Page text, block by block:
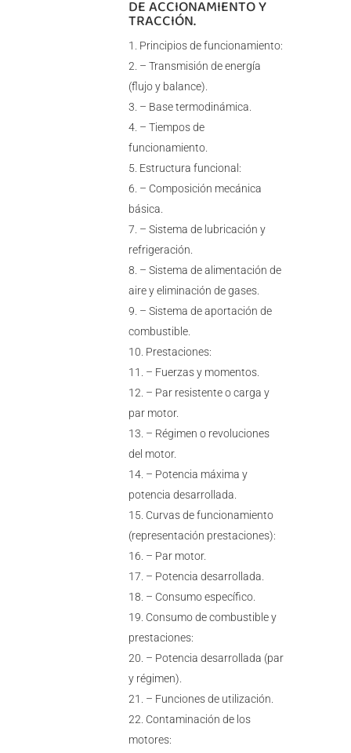
DE ACCIONAMIENTO Y
TRACCIÓN.
Principios de funcionamiento:
– Transmisión de energía
(flujo y balance).
– Base termodinámica.
– Tiempos de
funcionamiento.
Estructura funcional:
– Composición mecánica
básica.
– Sistema de lubricación y
refrigeración.
– Sistema de alimentación de
aire y eliminación de gases.
– Sistema de aportación de
combustible.
Prestaciones:
– Fuerzas y momentos.
– Par resistente o carga y
par motor.
– Régimen o revoluciones
del motor.
– Potencia máxima y
potencia desarrollada.
Curvas de funcionamiento
(representación prestaciones):
– Par motor.
– Potencia desarrollada.
– Consumo específico.
Consumo de combustible y
prestaciones:
– Potencia desarrollada (par
y régimen).
– Funciones de utilización.
Contaminación de los
motores: